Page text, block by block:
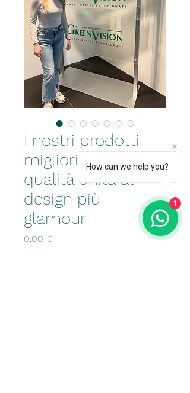
I nostri prodotti
migliori..la migliore
qualità unita al
design più
glamour
0,00 €
How can we help you?
1